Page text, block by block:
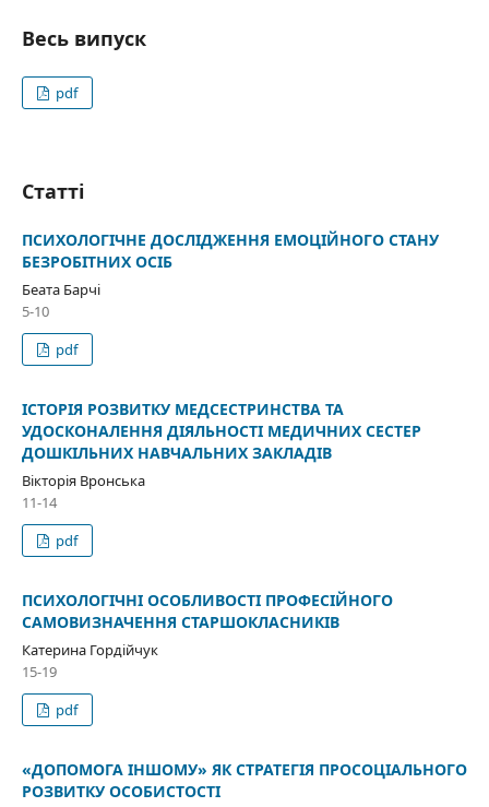
Весь випуск
pdf
Статті
ПСИХОЛОГІЧНЕ ДОСЛІДЖЕННЯ ЕМОЦІЙНОГО СТАНУ
БЕЗРОБІТНИХ ОСІБ
Беата Барчі
5-10
pdf
ІСТОРІЯ РОЗВИТКУ МЕДСЕСТРИНСТВА ТА
УДОСКОНАЛЕННЯ ДІЯЛЬНОСТІ МЕДИЧНИХ СЕСТЕР
ДОШКІЛЬНИХ НАВЧАЛЬНИХ ЗАКЛАДІВ
Вікторія Вронська
11-14
pdf
ПСИХОЛОГІЧНІ ОСОБЛИВОСТІ ПРОФЕСІЙНОГО
САМОВИЗНАЧЕННЯ СТАРШОКЛАСНИКІВ
Катерина Гордійчук
15-19
pdf
«ДОПОМОГА ІНШОМУ» ЯК СТРАТЕГІЯ ПРОСОЦІАЛЬНОГО
РОЗВИТКУ ОСОБИСТОСТІ